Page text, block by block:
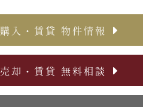
購入・賃貸 物件情報
売却・賃貸 無料相談